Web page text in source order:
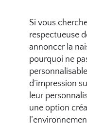
Si vous
respectueuse
annoncer la
pourquoi ne
d’impression
leur
une option